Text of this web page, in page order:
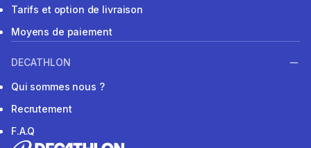
Tarifs et option de livraison
Moyens de paiement
DECATHLON
Qui sommes nous ?
Recrutement
F.A.Q